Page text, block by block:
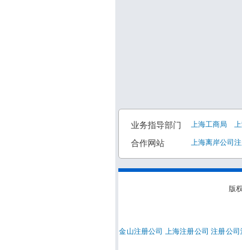
业务指导部门 上海工商局
合作网站 上海离岸公司
版
金山注册公司 上海注册公司 注册公司